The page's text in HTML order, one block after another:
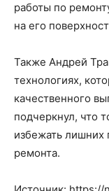
работы по
на его
Также Андрей
технологиях,
качественного
подчеркнул, что
избежать лишних
ремонта.